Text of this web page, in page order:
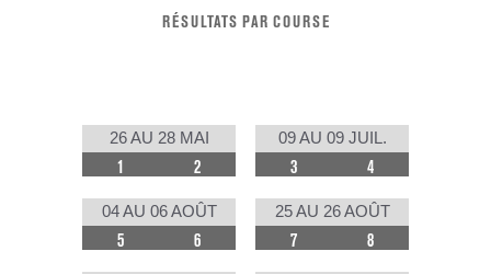
RÉSULTATS PAR COURSE
26 AU 28 MAI
1 2
09 AU 09 JUIL.
3 4
04 AU 06 AOÛT
5 6
25 AU 26 AOÛT
7 8